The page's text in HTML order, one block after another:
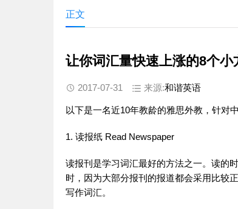
正文
让你词汇量快速上涨的8个小
2017-07-31 来源:和谐英语
以下是一名近10年教龄的雅思外教，针对
1. 读报纸 Read Newspaper
读报刊是学习词汇最好的方法之一。读的
时，因为大部分报刊的报道都会采用比较
写作词汇。